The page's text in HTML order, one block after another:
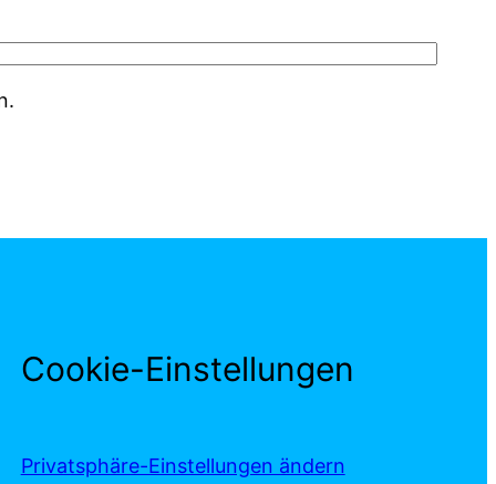
Cookie-Einstellungen
Privatsphäre-Einstellungen ändern